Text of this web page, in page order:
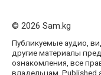
© 2026 Sam.kg
Публикуемые аудио,
другие материалы
ознакомления, все
владельцам. Published